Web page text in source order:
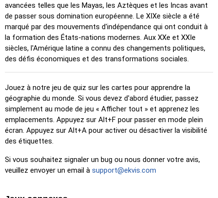
Type aléatoire: Tapez les noms des emplacements dans
n'importe quel ordre ; ils seront mis en évidence sur la carte
au fur et à mesure.
Taper: Tapez le nom de l’emplacement mis en évidence.
Voler: Utilisez les touches fléchées ou WASD pour
contrôler et appuyez sur la barre d’espace pour accélérer.
avancées telles que les Mayas, les Aztèques et les Incas avant
de passer sous domination européenne. Le XIXe siècle a été
marqué par des mouvements d'indépendance qui ont conduit à
la formation des États-nations modernes. Aux XXe et XXIe
siècles, l'Amérique latine a connu des changements politiques,
des défis économiques et des transformations sociales.
Jouez à notre jeu de quiz sur les cartes pour apprendre la
géographie du monde. Si vous devez d'abord étudier, passez
simplement au mode de jeu « Afficher tout » et apprenez les
emplacements. Appuyez sur Alt+F pour passer en mode plein
écran. Appuyez sur Alt+A pour activer ou désactiver la visibilité
des étiquettes.
Si vous souhaitez signaler un bug ou nous donner votre avis,
veuillez envoyer un email à support@ekvis.com